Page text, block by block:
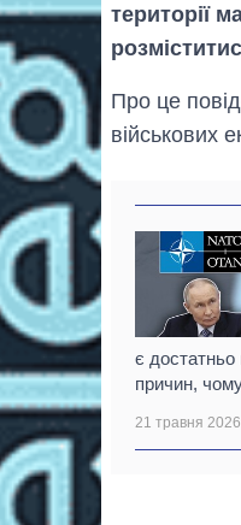
території
Про це
військових
є достатньо
причин,
21 травня